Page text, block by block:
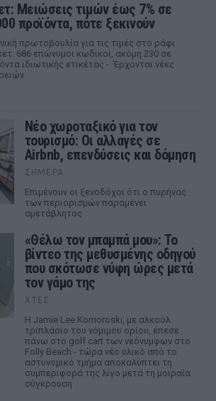
Μειώσεις τιμών έως 7% σε
προϊόντα, πότε ξεκινούν
πρωτοβουλία για τις τιμές στο ράφι
686 επώνυμοι κωδικοί, ακόμη 230 σε
ιδιωτικής ετικέτας - Έρχονται νέες
Νέο χωροταξικό για τον
τουρισμό: Οι αλλαγές σε
Airbnb, επενδύσεις και δόμηση
ΣΉΜΕΡΑ
Επιμένουν οι ξενοδόχοι ότι ο πυρήνας
των περιορισμών παραμένει
αμετάβλητος
«Θέλω τον μπαμπά μου»: Το
βίντεο της μεθυσμένης οδηγού
που σκότωσε νύφη ώρες μετά
τον γάμο της
ΧΤΕΣ
Η Jamie Lee Komoroski, με αλκοόλ
τριπλάσιο του νόμιμου ορίου, έπεσε
πάνω στο golf cart των νεόνυμφων στο
Folly Beach - τώρα νέο υλικό από το
αστυνομικό τμήμα αποκαλύπτει τη
συμπεριφορά της λίγο μετά τη μοιραία
σύγκρουση